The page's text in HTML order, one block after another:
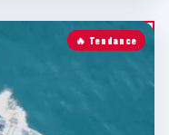
🔥 Tendance